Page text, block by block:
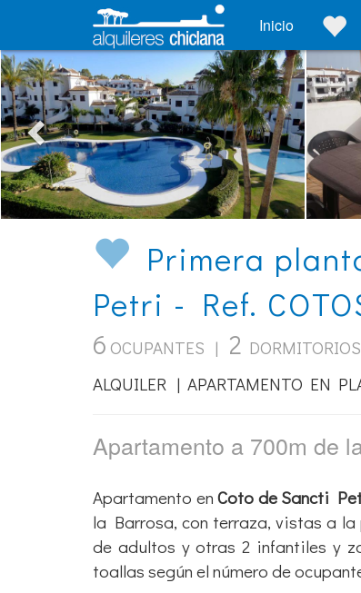
Inicio
Primera
Petri - Ref.
6 OCUPANTES | 2 DORMITORIOS
ALQUILER | APARTAMENTO EN
Apartamento a 700m de
Apartamento enCoto de Sancti
la Barrosa, con terraza, vistas a
de adultos y otras 2 infantiles y
toallas según el número de